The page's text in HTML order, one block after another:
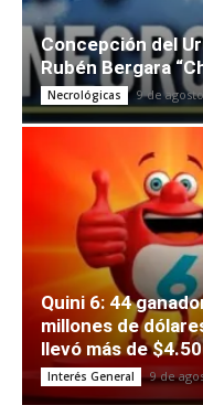
Concepción del
Rubén Bergara
Necrológicas 9 de
Quini 6: 44
millones de
llevó más de
Interés General 9 de